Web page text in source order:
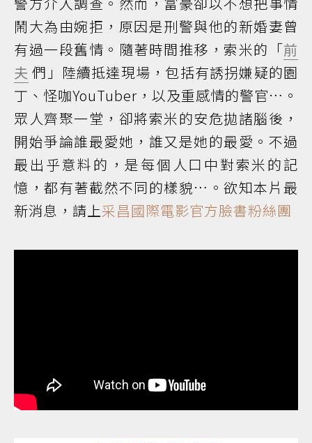
鬧大為由婉拒，原因是刑警與他的新婚妻曾
有過一段舊情。隨著時間推移，索米的「前
夫 們」陸續抵達現場，包括有誘拐嫌疑的園
丁、怪咖YouTuber，以及重感情的警官…。
眾人齊聚一堂，卻將索米的安危拋諸腦後，
開始爭論誰最愛她，誰又是她的最愛。不過
最出乎意料的，是每個人口中對索米的記
憶，都有著截然不同的樣貌…。欲知本片最
新消息，請上采昌國際電影官方臉書粉絲團